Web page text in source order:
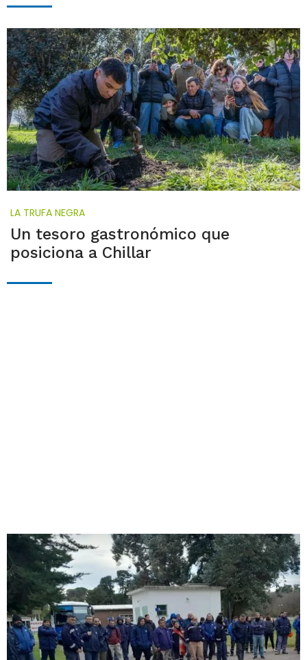
LA TRUFA NEGRA
Un tesoro gastronómico que
posiciona a Chillar